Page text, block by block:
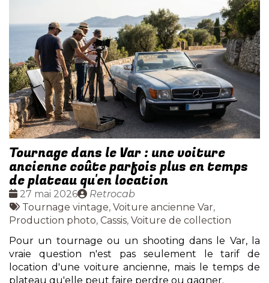
Tournage dans le Var : une voiture
ancienne coûte parfois plus en temps
de plateau qu'en location
Date
:
27 mai 2026
Publié
par
Retrocab
Tags
:
Tournage vintage, Voiture ancienne Var,
Production photo, Cassis, Voiture de collection
Pour un tournage ou un shooting dans le Var, la
vraie question n'est pas seulement le tarif de
location d'une voiture ancienne, mais le temps de
plateau qu'elle peut faire perdre ou gagner.